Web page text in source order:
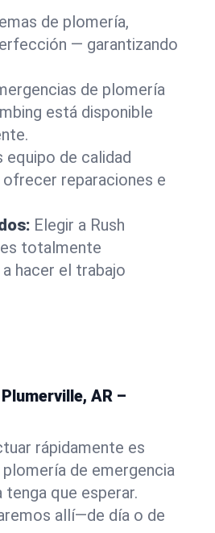
de plomería,
— garantizando
de plomería
está disponible
equipo de calidad
reparaciones e
Elegir a Rush
totalmente
hacer el trabajo
AR –
rápidamente es
de emergencia
tenga que esperar.
allí—de día o de